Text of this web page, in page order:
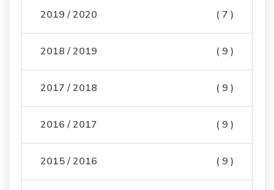
2019 / 2020 ( 7 )
2018 / 2019 ( 9 )
2017 / 2018 ( 9 )
2016 / 2017 ( 9 )
2015 / 2016 ( 9 )